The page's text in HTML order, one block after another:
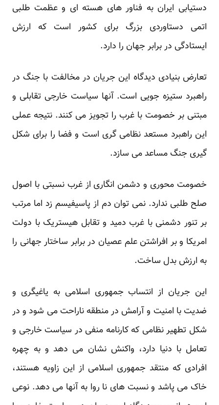
دستیابی ایران به فناور های هسته ای و عظمت طلبی
اتمی دستاوردی بزرگ برای کشور است که ارزش
ایستادگی در برابر جهان را دارد.
تعارض بنیادی دیدگاه این جریان در مخالفت با جنگ در
راهبرد ستیزه جویی است. آنها سیاست خارجی تقابلی و
مبتنی بر خصومت با غرب را تجویز می کنند. نتیجه عملی
این راهبرد مستعد نظامی گری است و فضا را برای شکل
گیری جنگ مساعد می سازد.
خصومت محوری و دشمن انگاری از غرب نسبتی با اصول
صلح طلبی ندارد. نمی توان دم از پاسیفیسم زد اما مرتب
بر تنور دشمنی با غرب دمید و تقابل هیستریک با دولت
امریکا و بر افراشتن علم عصیان در برابر ساختار جهانی را
به ارزش بدل ساخت.
این جریان از انتساب جمهوری اسلامی به یاغیگری و
ضدیت با امنیت و آرامش در منطقه ناراحت می شود و در
شکل تطهیر نظامی که کارنامه منفی در سیاست خارجی و
تعامل با دنیا دارد، واکنش نشان می دهد و به چهره
افرادی که منتقد جمهوری اسلامی از این زاویه هستند،
خاک می پاشد و نسبت های نا روا به آنها می دهد. نوعی